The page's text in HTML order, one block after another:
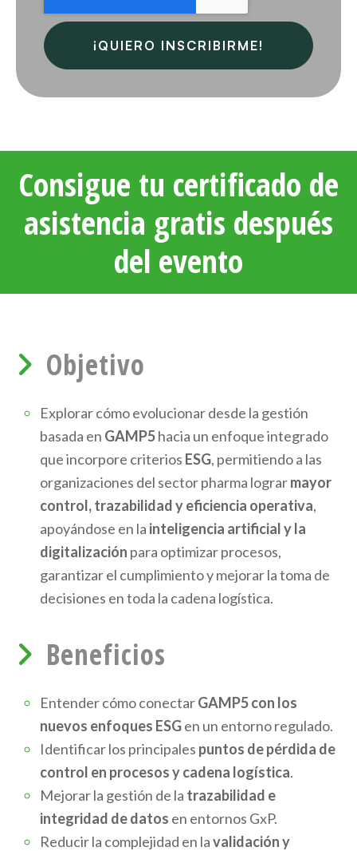
Consigue tu certificado de
asistencia gratis después
del evento
Objetivo
Explorar cómo evolucionar desde la gestión
basada en GAMP5hacia un enfoque integrado
que incorpore criterios ESG, permitiendo a las
organizaciones del sector pharma lograrmayor
control, trazabilidad y eficiencia operativa,
apoyándose en la inteligencia artificial y la
digitalización para optimizar procesos,
garantizar el cumplimiento y mejorar la toma de
decisiones en toda la cadena logística.
Beneficios
Entender cómo conectarGAMP5 con los
nuevos enfoques ESGen un entorno regulado.
Identificar los principales puntos de pérdida de
control en procesos y cadena logística.
Mejorar la gestión de la trazabilidad e
integridad de datos en entornos GxP.
Reducir la complejidad en lavalidación y